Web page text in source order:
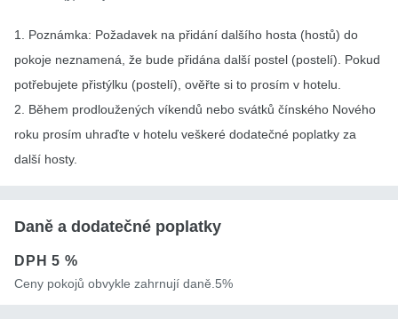
1. Poznámka: Požadavek na přidání dalšího hosta (hostů) do
pokoje neznamená, že bude přidána další postel (postelí). Pokud
potřebujete přistýlku (postelí), ověřte si to prosím v hotelu.
2. Během prodloužených víkendů nebo svátků čínského Nového
roku prosím uhraďte v hotelu veškeré dodatečné poplatky za
další hosty.
Daně a dodatečné poplatky
DPH5 %
Ceny pokojů obvykle zahrnují daně.5%